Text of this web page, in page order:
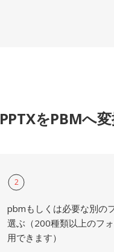
PPTXをPBMへ
2
pbmもしくは必要な別の
選ぶ（200種類以上のフ
用できます）